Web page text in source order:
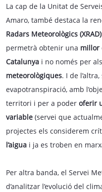
La cap de la Unitat de
Amaro, també destaca la
Radars Meteorològics (XRAD)
permetrà obtenir una millor
Catalunya i no només per
meteorològiques. I de
evapotranspiració, amb
territori i per a poder oferir
variable (servei que
projectes els considerem
l’aigua i ja es troben en
Per altra banda, el Servei
d’analitzar l’evolució del